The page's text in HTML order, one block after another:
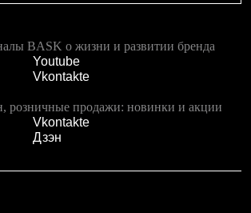
BASK о жизни и развитии бренда
Youtube
Vkontakte
розничные продажи: новинки и акции
Vkontakte
Дзэн